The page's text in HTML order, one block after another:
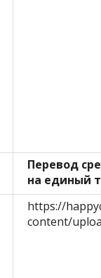
Перевод
на единый
https://
content/